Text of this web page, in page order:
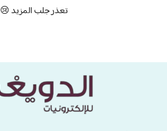
تعذر جلب المزيد 😢